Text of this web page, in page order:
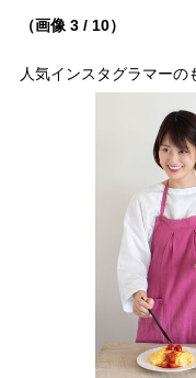
（画像 3 / 10）
人気インスタグラマーの